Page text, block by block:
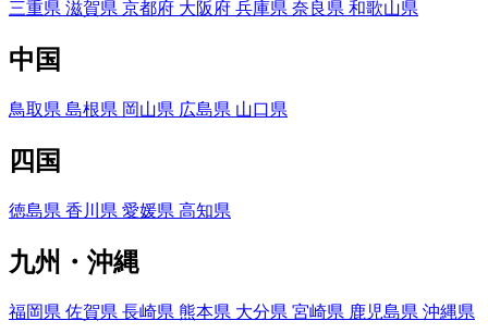
三重県 滋賀県 京都府 大阪府 兵庫県 奈良県 和歌山県
中国
鳥取県 島根県 岡山県 広島県 山口県
四国
徳島県 香川県 愛媛県 高知県
九州・沖縄
福岡県 佐賀県 長崎県 熊本県 大分県 宮崎県 鹿児島県 沖縄県